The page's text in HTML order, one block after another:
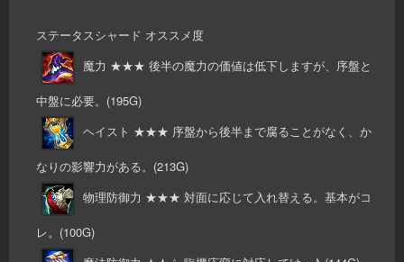
ステータスシャード オススメ度
魔力 ★★★ 後半の魔力の価値は低下しますが、序盤と
中盤に必要。(195G)
ヘイスト ★★★ 序盤から後半まで腐ることがなく、か
なりの影響力がある。(213G)
物理防御力 ★★★ 対面に応じて入れ替える。基本がコ
レ。(100G)